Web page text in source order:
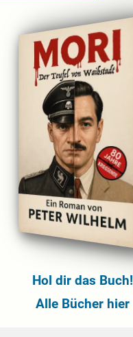
Hol dir das Buch!
Alle Bücher hier